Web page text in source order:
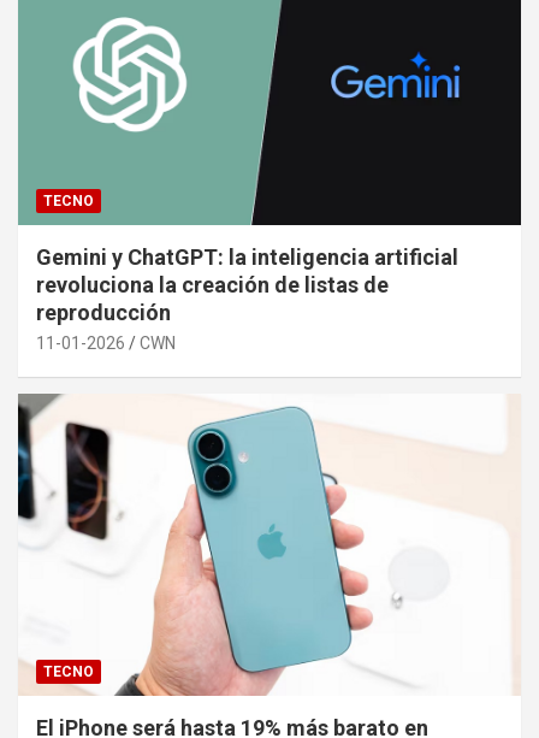
TECNO
Gemini y ChatGPT: la inteligencia artificial
revoluciona la creación de listas de
reproducción
11-01-2026 CWN
TECNO
El iPhone será hasta 19% más barato en